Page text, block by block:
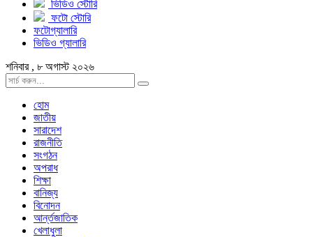
ভিডিও স্টোরি
ফটো স্টোরি
ফটোগ্যালারি
ভিডিও গ্যালারি
শনিবার , ৮ অগাস্ট ২০২৬
হোম
জাতীয়
সারাদেশ
রাজনীতি
সংগঠন
অপরাধ
শিক্ষা
বানিজ্য
বিনোদন
আর্ন্তজাতিক
খেলাধুলা